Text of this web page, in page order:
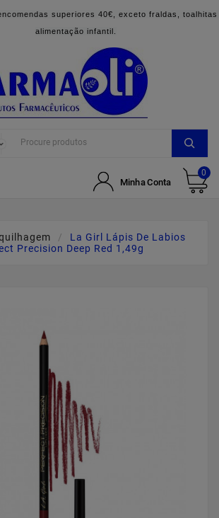
superiores 40€, exceto fraldas, toalhitas
alimentação infantil.
Minha Conta
0
La Girl Lápis De Labios
Precision Deep Red 1,49g